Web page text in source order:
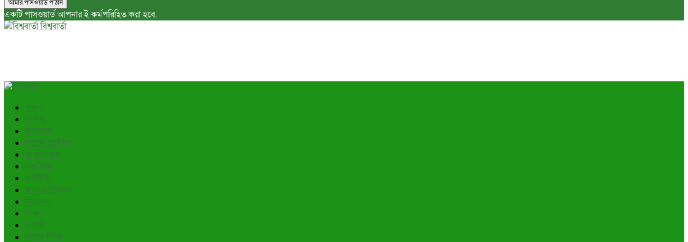
একটি পাসওয়ার্ড আপনার ই কর্মপরিহিত করা হবে.
বিশ্ববার্তা
প্রচ্ছদ
জাতীয়
সারাদেশ
করোনা ভাইরাস
আর্ন্তজাতিক
রাজনীতি
অর্থনীতি
স্বাস্থ্য ও চিকিৎসা
বিনোদন
শিক্ষা
চাকুরি
নামাজ শিক্ষা